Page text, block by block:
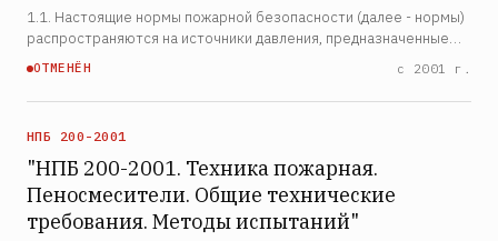
1.1. Настоящие нормы пожарной безопасности (далее - нормы)
распространяются на источники давления, предназначенные
для снаряжения огнетушителей, и устанавливают общие
ОТМЕНЁН с 2001 г.
НПБ 200-2001
"НПБ 200-2001. Техника пожарная.
Пеносмесители. Общие технические
требования. Методы испытаний"